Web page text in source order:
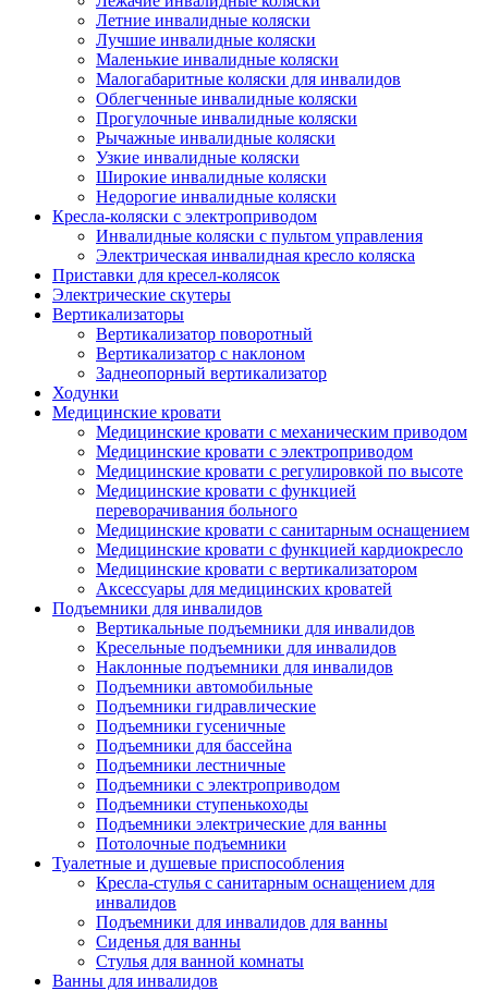
Летние инвалидные коляски
Лучшие инвалидные коляски
Маленькие инвалидные коляски
Малогабаритные коляски для инвалидов
Облегченные инвалидные коляски
Прогулочные инвалидные коляски
Рычажные инвалидные коляски
Узкие инвалидные коляски
Широкие инвалидные коляски
Недорогие инвалидные коляски
Кресла-коляски с электроприводом
Инвалидные коляски с пультом управления
Электрическая инвалидная кресло коляска
Приставки для кресел-колясок
Электрические скутеры
Вертикализаторы
Вертикализатор поворотный
Вертикализатор с наклоном
Заднеопорный вертикализатор
Ходунки
Медицинские кровати
Медицинские кровати с механическим приводом
Медицинские кровати с электроприводом
Медицинские кровати с регулировкой по высоте
Медицинские кровати с функцией
переворачивания больного
Медицинские кровати с санитарным оснащением
Медицинские кровати с функцией кардиокресло
Медицинские кровати с вертикализатором
Аксессуары для медицинских кроватей
Подъемники для инвалидов
Вертикальные подъемники для инвалидов
Кресельные подъемники для инвалидов
Наклонные подъемники для инвалидов
Подъемники автомобильные
Подъемники гидравлические
Подъемники гусеничные
Подъемники для бассейна
Подъемники лестничные
Подъемники с электроприводом
Подъемники ступенькоходы
Подъемники электрические для ванны
Потолочные подъемники
Туалетные и душевые приспособления
Кресла-стулья с санитарным оснащением для
инвалидов
Подъемники для инвалидов для ванны
Сиденья для ванны
Стулья для ванной комнаты
Ванны для инвалидов